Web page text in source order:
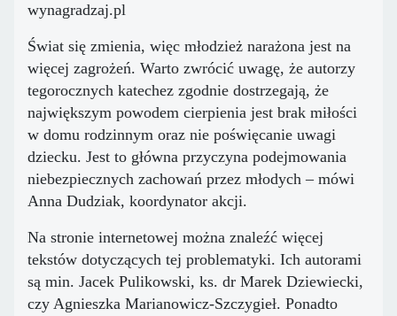
wynagradzaj.pl
Świat się zmienia, więc młodzież narażona jest na
więcej zagrożeń. Warto zwrócić uwagę, że autorzy
tegorocznych katechez zgodnie dostrzegają, że
największym powodem cierpienia jest brak miłości
w domu rodzinnym oraz nie poświęcanie uwagi
dziecku. Jest to główna przyczyna podejmowania
niebezpiecznych zachowań przez młodych – mówi
Anna Dudziak, koordynator akcji.
Na stronie internetowej można znaleźć więcej
tekstów dotyczących tej problematyki. Ich autorami
są min. Jacek Pulikowski, ks. dr Marek Dziewiecki,
czy Agnieszka Marianowicz-Szczygieł. Ponadto